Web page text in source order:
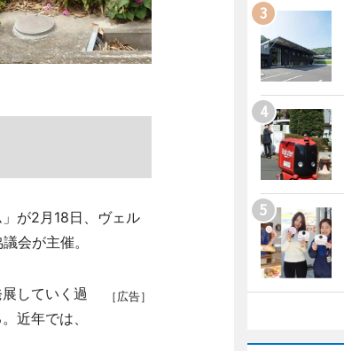
が2月18日、ヴェル
会が主催。
［広告］
していく過
近年では、